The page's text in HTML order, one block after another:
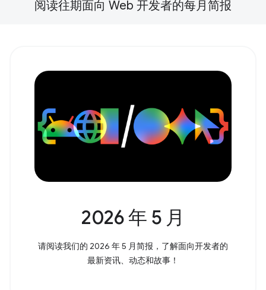
阅读往期面向 Web 开发者的每月简报
2026 年 5 月
请阅读我们的 2026 年 5 月简报，了解面向开发者的
最新资讯、动态和故事！